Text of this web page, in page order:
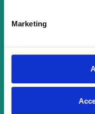
Marketing
e migliorare
sia durante la